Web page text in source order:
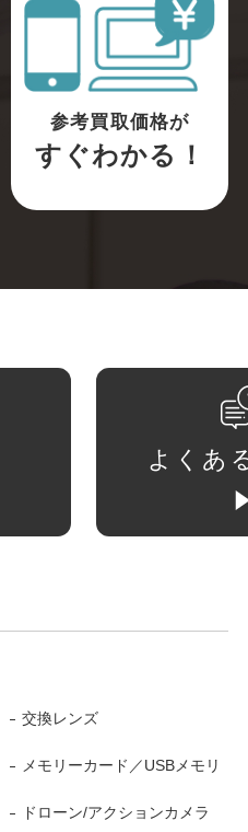
参考買取価格が
すぐわかる！
よくあ
交換レンズ
メモリーカード／USBメモリ
ドローン/アクションカメラ